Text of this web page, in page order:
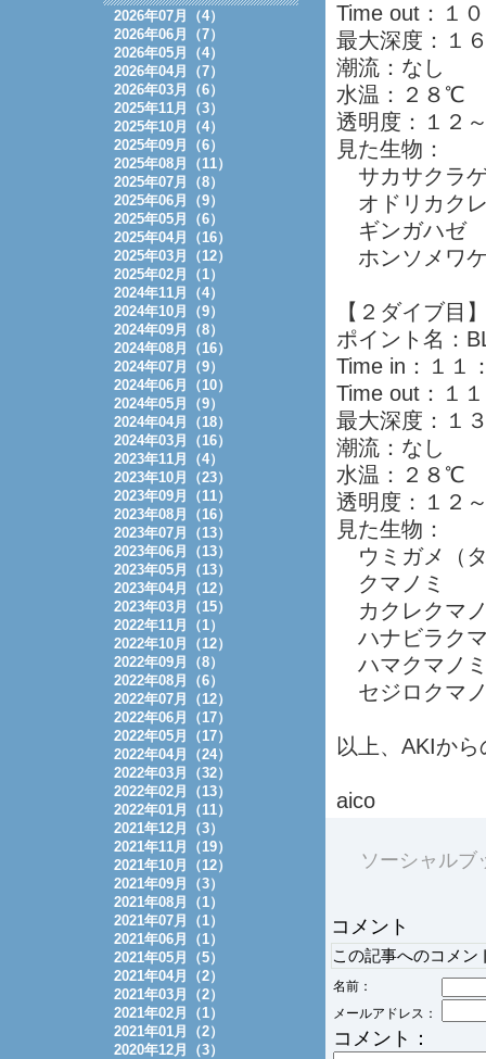
Time out：１
最大深度：１
潮流：な
水温：２８℃
透明度：１２
見た生物：
サカサクラ
オドリカク
ギンガハゼ
ホンソメワ
【２ダイブ目
ポイント名：
Time in：１１
Time out：１
最大深度：１
潮流：なし
水温：２８℃
透明度：１２
見た生物：
ウミガメ（
クマノミ
カクレクマ
ハナビラク
ハマクマノ
セジロクマ
以上、AKIか
aico
ソーシャルブ
コメント
この記事へのコメン
名前：
メールアドレス：
コメント：
2026年07月（4）
2026年06月（7）
2026年05月（4）
2026年04月（7）
2026年03月（6）
2025年11月（3）
2025年10月（4）
2025年09月（6）
2025年08月（11）
2025年07月（8）
2025年06月（9）
2025年05月（6）
2025年04月（16）
2025年03月（12）
2025年02月（1）
2024年11月（4）
2024年10月（9）
2024年09月（8）
2024年08月（16）
2024年07月（9）
2024年06月（10）
2024年05月（9）
2024年04月（18）
2024年03月（16）
2023年11月（4）
2023年10月（23）
2023年09月（11）
2023年08月（16）
2023年07月（13）
2023年06月（13）
2023年05月（13）
2023年04月（12）
2023年03月（15）
2022年11月（1）
2022年10月（12）
2022年09月（8）
2022年08月（6）
2022年07月（12）
2022年06月（17）
2022年05月（17）
2022年04月（24）
2022年03月（32）
2022年02月（13）
2022年01月（11）
2021年12月（3）
2021年11月（19）
2021年10月（12）
2021年09月（3）
2021年08月（1）
2021年07月（1）
2021年06月（1）
2021年05月（5）
2021年04月（2）
2021年03月（2）
2021年02月（1）
2021年01月（2）
2020年12月（3）